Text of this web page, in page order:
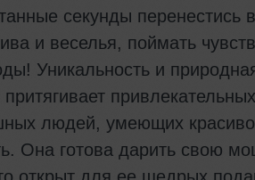
секунды перенестись в
и веселья, поймать
Уникальность и
людей, умеющих
Она готова дарить свою